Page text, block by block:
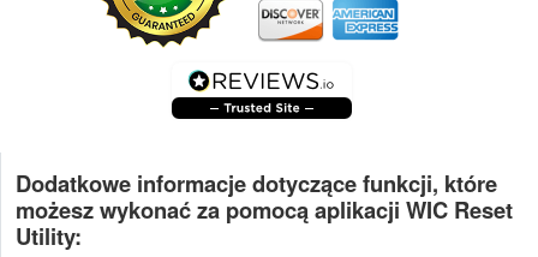
Dodatkowe informacje dotyczące funkcji, które
możesz wykonać za pomocą aplikacji WIC Reset
Utility: